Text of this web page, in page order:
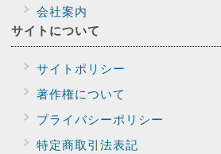
会社案内
サイトについて
サイトポリシー
著作権について
プライバシーポリシー
特定商取引法表記